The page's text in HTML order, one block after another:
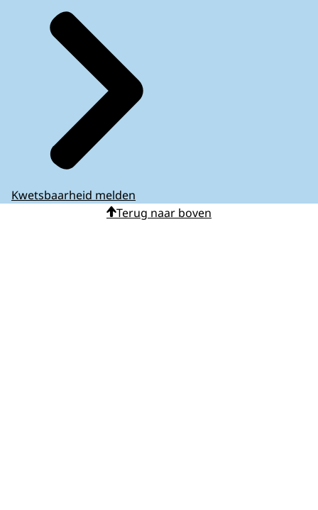
Kwetsbaarheid melden
Terug naar boven